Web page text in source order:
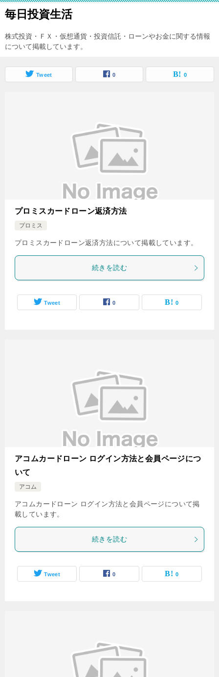
毎日投資生活
株式投資・ＦＸ・仮想通貨・投資信託・ローンやお金に関する情報
について掲載しています。
Tweet 0 0
プロミスカードローン返済方法
プロミス
プロミスカードローン返済方法について掲載しています。
続きを読む
Tweet 0 0
アコムカードローン ログイン方法と会員ページにつ
いて
アコム
アコムカードローン ログイン方法と会員ページについて掲
載しています。
続きを読む
Tweet 0 0